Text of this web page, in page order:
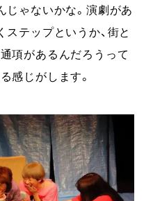
じゃないかな。演劇があ
ステップというか、街と
項があるんだろうって
感じがします。